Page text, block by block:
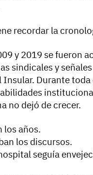
recordar la
y 2019 se fueron
sindicales y
Insular. Durante
no dejó de crecer.
los años.
los discursos.
seguía